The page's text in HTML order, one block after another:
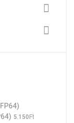
5.150Ft